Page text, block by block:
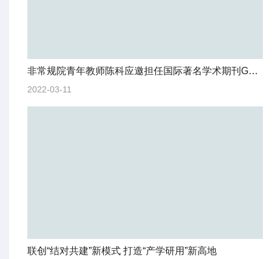
非常规院青年教师陈科应邀担任国际著名学术期刊GEOPHYSICS副主编
2022-03-11
联创“结对共建”新模式 打造“产学研用”新高地